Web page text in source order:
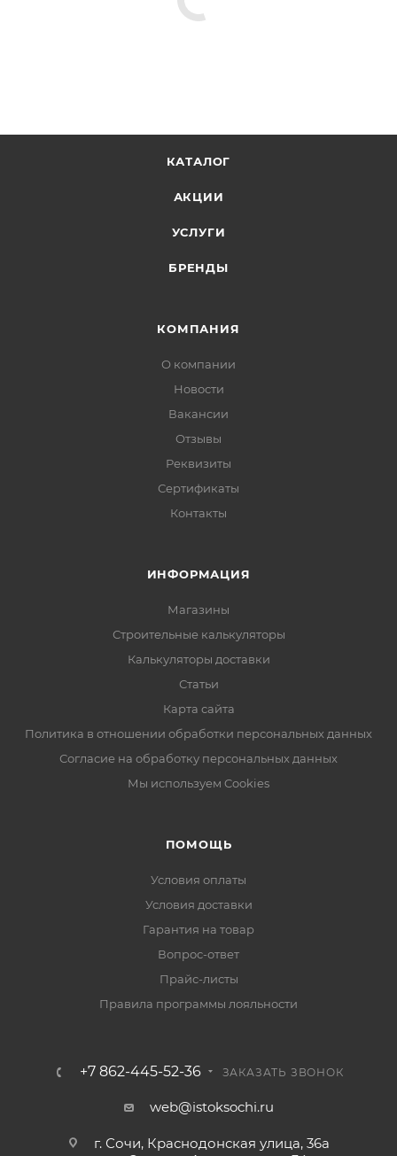
КАТАЛОГ
АКЦИИ
УСЛУГИ
БРЕНДЫ
КОМПАНИЯ
О компании
Новости
Вакансии
Отзывы
Реквизиты
Сертификаты
Контакты
ИНФОРМАЦИЯ
Магазины
Строительные калькуляторы
Калькуляторы доставки
Статьи
Карта сайта
Политика в отношении обработки персональных данных
Согласие на обработку персональных данных
Мы используем Cookies
ПОМОЩЬ
Условия оплаты
Условия доставки
Гарантия на товар
Вопрос-ответ
Прайс-листы
Правила программы лояльности
+7 862-445-52-36 ЗАКАЗАТЬ ЗВОНОК
web@istoksochi.ru
г. Сочи, Краснодонская улица, 36а